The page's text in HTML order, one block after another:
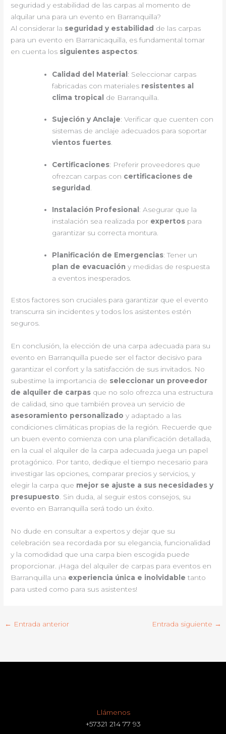
seguridad y estabilidad de las carpas al momento de
alquilar una para un evento en Barranquilla?
Al considerar la seguridad y estabilidad de las carpas
para un evento en Barranicaquilla, es fundamental tomar
en cuenta los siguientes aspectos:
Calidad del Material : Seleccionar carpas
fabricadas con materiales resistentes al
clima tropical
de Barranquilla.
Sujeción y Anclaje: Verificar que cuenten con
sistemas de anclaje adecuados para soportar
vientos fuertes.
Certificaciones: Preferir proveedores que
ofrezcan carpas con certificaciones de
seguridad
Instalación Profesional : Asegurar que la
instalación sea realizada por expertos para
garantizar su correcta montura.
Planificación de Emergencias: Tener un
plan de evacuación y medidas de respuesta
a eventos inesperados.
Estos factores son cruciales para garantizar que el evento
transcurra sin incidentes y todos los asistentes estén
seguros.
En conclusión, la elección de una carpa adecuada para su
evento en Barranquilla puede ser el factor decisivo para
garantizar el confort y la satisfacción de sus invitados. No
subestime la importancia de seleccionar un proveedor
de alquiler de carpas que no solo ofrezca una estructura
de calidad, sino que también provea un servicio de
asesoramiento personalizado y adaptado a las
condiciones climáticas propias de la región. Recuerde que
un buen evento comienza con una planificación detallada,
en la cual el alquiler de la carpa adecuada juega un papel
protagónico. Por tanto, dedique el tiempo necesario para
investigar las opciones, comparar precios y servicios, y
elegir la carpa que mejor se ajuste a sus necesidades y
presupuesto. Sin duda, al seguir estos consejos, su
evento en Barranquilla será todo un éxito.
No dude en consultar a expertos y dejar que su
celebración sea recordada por su elegancia, funcionalidad
y la comodidad que una carpa bien escogida puede
proporcionar. ¡Haga del alquiler de carpas para eventos en
Barranquilla una experiencia única e inolvidable tanto
para usted como para sus asistentes!
← Entrada anterior Entrada siguiente →
Llámenos
+57321 214 77 93